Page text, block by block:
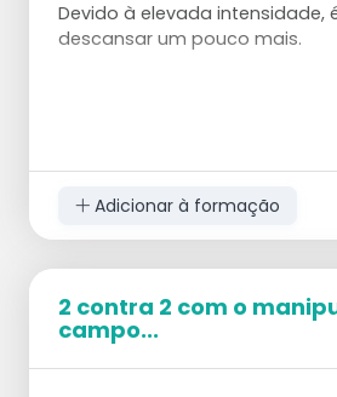
Devido à elevada intensidade,
descansar um pouco mais.
Adicionar à formação
2 contra 2 com o
campo...